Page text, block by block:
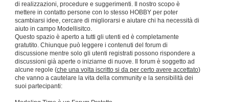
di realizzazioni, procedure e suggerimenti. Il nostro scopo è
mettere in contatto persone con lo stesso HOBBY per poter
scambiarsi idee, cercare di migliorarsi e aiutare chi ha necessità di
aiuto in campo Modellisitco.
Questo spazio è aperto a tutti gli utenti ed è completamente
gratutito. Chiunque può leggere i contenuti del forum di
discussione mentre solo gli utenti registrati possono rispondere a
discussioni già aperte o iniziarne di nuove. Il forum è soggetto ad
alcune regole (che una volta iscritto si da per certo avere accettato)
che vanno a cautelare la vita della community e la sensibilità dei
suoi partecipanti: